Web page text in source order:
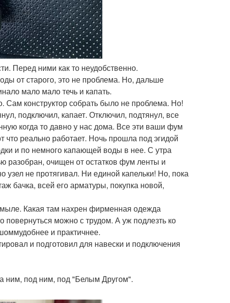
Перед ними как то неудобственно.
от старого, это не проблема. Но, дальше
мало мало течь и капать.
конструктор собрать было не проблема. Но!
подключил, капает. Отключил, подтянул, все
когда то давно у нас дома. Все эти ваши фум
что реально работает. Ночь прошла под эгидой
и по немного капающей воды в нее. С утра
разобран, очищен от остатков фум ленты и
не протягивал. Ни единой капельки! Но, пока
бачка, всей его арматуры, покупка новой,
Какая там нахрен фирменная одежда
повернуться можно с трудом. А уж подлезть ко
и практичнее.
и подготовил для навески и подключения
ним, под ним, под "Белым Другом".